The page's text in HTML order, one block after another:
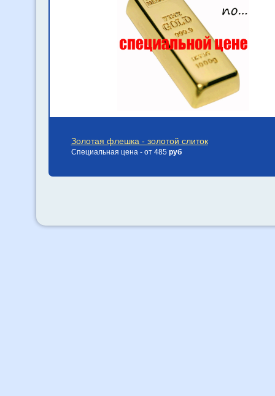
Золотая флешка - золотой слиток
Специальная цена - от 485 руб